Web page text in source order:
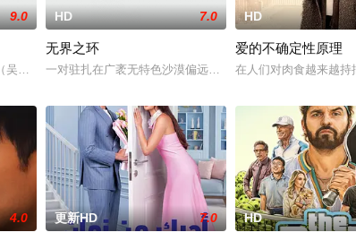
9.0
吴翊歌 饰），为利益化身“深情画家”，步步为营接近倔强女医生李
HD 7.0
无界之环
一对驻扎在广袤无特色沙漠偏远边境的敌军士兵在忘记边境
HD
爱的不确定性原理
在人们对肉食越来越
4.0 更新HD 7.0 HD